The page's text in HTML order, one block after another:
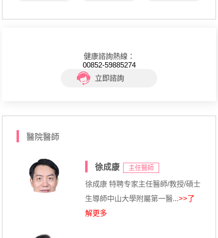
健康諮詢熱線：
00852-59885274
立即諮詢
醫院醫師
徐成康 主任醫師
徐成康 特聘专家主任醫師/教授/碩士
生導師中山大學附屬第一醫...>>了
解更多